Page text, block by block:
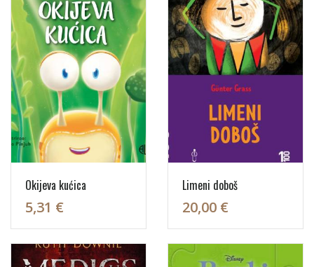
Okijeva kućica
5,31 €
Limeni doboš
20,00 €